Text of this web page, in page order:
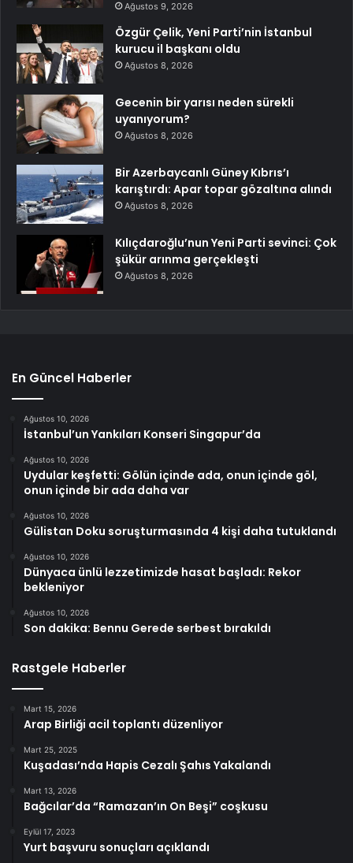
Ağustos 9, 2026
Özgür Çelik, Yeni Parti’nin İstanbul
kurucu il başkanı oldu
Ağustos 8, 2026
Gecenin bir yarısı neden sürekli
uyanıyorum?
Ağustos 8, 2026
Bir Azerbaycanlı Güney Kıbrıs’ı
karıştırdı: Apar topar gözaltına alındı
Ağustos 8, 2026
Kılıçdaroğlu’nun Yeni Parti sevinci: Çok
şükür arınma gerçekleşti
Ağustos 8, 2026
En Güncel Haberler
Ağustos 10, 2026
İstanbul’un Yankıları Konseri Singapur’da
Ağustos 10, 2026
Uydular keşfetti: Gölün içinde ada, onun içinde göl,
onun içinde bir ada daha var
Ağustos 10, 2026
Gülistan Doku soruşturmasında 4 kişi daha tutuklandı
Ağustos 10, 2026
Dünyaca ünlü lezzetimizde hasat başladı: Rekor
bekleniyor
Ağustos 10, 2026
Son dakika: Bennu Gerede serbest bırakıldı
Rastgele Haberler
Mart 15, 2026
Arap Birliği acil toplantı düzenliyor
Mart 25, 2025
Kuşadası’nda Hapis Cezalı Şahıs Yakalandı
Mart 13, 2026
Bağcılar’da “Ramazan’ın On Beşi” coşkusu
Eylül 17, 2023
Yurt başvuru sonuçları açıklandı